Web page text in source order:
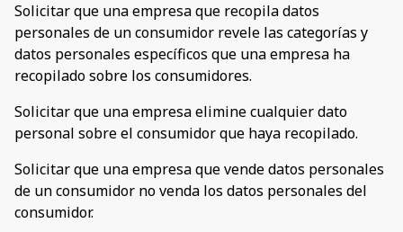
Solicitar que una empresa que recopila datos
personales de un consumidor revele las categorías y
datos personales específicos que una empresa ha
recopilado sobre los consumidores.
Solicitar que una empresa elimine cualquier dato
personal sobre el consumidor que haya recopilado.
Solicitar que una empresa que vende datos personales
de un consumidor no venda los datos personales del
consumidor.